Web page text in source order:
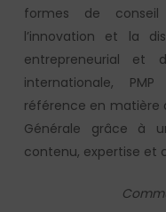
formes de
l’innovation et la
entrepreneurial et
internationale,
référence en matière
Générale grâce à
contenu, expertise et